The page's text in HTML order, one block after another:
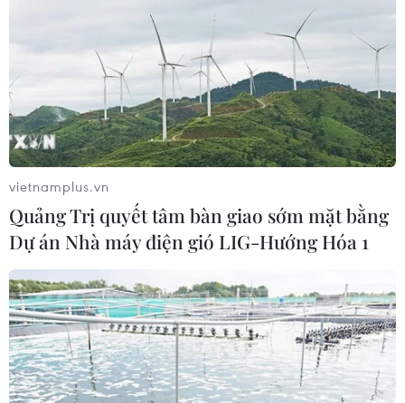
vietnamplus.vn
Quảng Trị quyết tâm bàn giao sớm mặt bằng
Dự án Nhà máy điện gió LIG-Hướng Hóa 1